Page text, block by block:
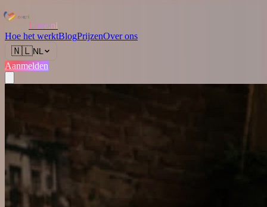
Love.nl
Hoe het werktBlogPrijzenOver ons
🇳🇱NL
Aanmelden